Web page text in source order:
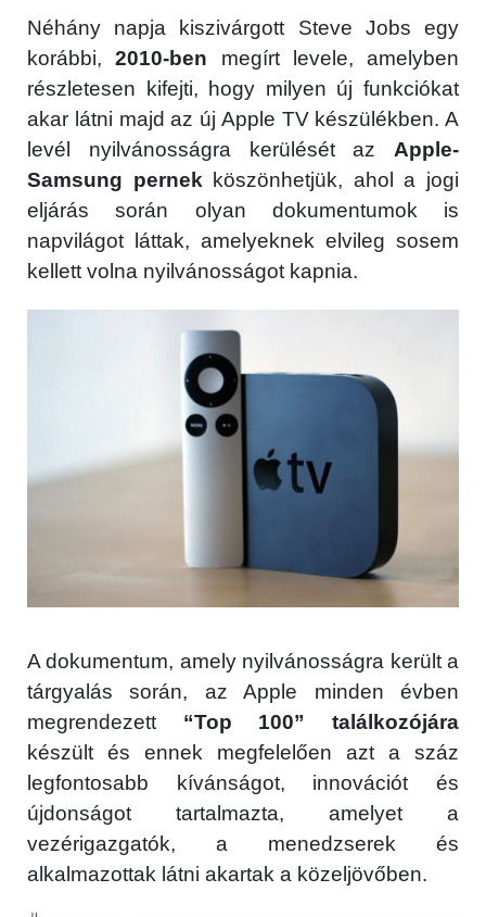
Néhány napja kiszivárgott Steve Jobs egy
korábbi,2010-ben megírt levele, amelyben
részletesen kifejti, hogy milyen új funkciókat
akar látni majd az új Apple TV készülékben. A
levél nyilvánosságra kerülését az Apple-
Samsung pernek köszönhetjük, ahol a jogi
eljárás során olyan dokumentumok is
napvilágot láttak, amelyeknek elvileg sosem
kellett volna nyilvánosságot kapnia.
A dokumentum, amely nyilvánosságra került a
tárgyalás során, az Apple minden évben
megrendezett “Top 100” találkozójára
készült és ennek megfelelően azt a száz
legfontosabb kívánságot, innovációt és
újdonságot tartalmazta, amelyet a
vezérigazgatók, a menedzserek és
alkalmazottak látni akartak a közeljövőben.